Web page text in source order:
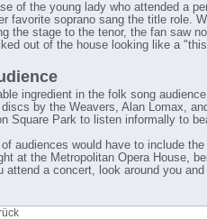
of the young lady who attended a
favorite soprano sang the title role.
the stage to the tenor, the fan saw
out of the house looking like a
ingredient in the folk song
by the Weavers, Alan Lomax,
Square Park to listen informally to
audiences would have to include
at the Metropolitan Opera House,
attend a concert, look around you